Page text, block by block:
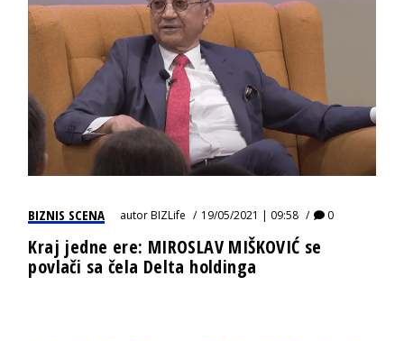
BIZNIS SCENA autorBIZLife 19/05/2021 | 09:58 0
Kraj jedne ere: MIROSLAV MIŠKOVIĆ se
povlači sa čela Delta holdinga